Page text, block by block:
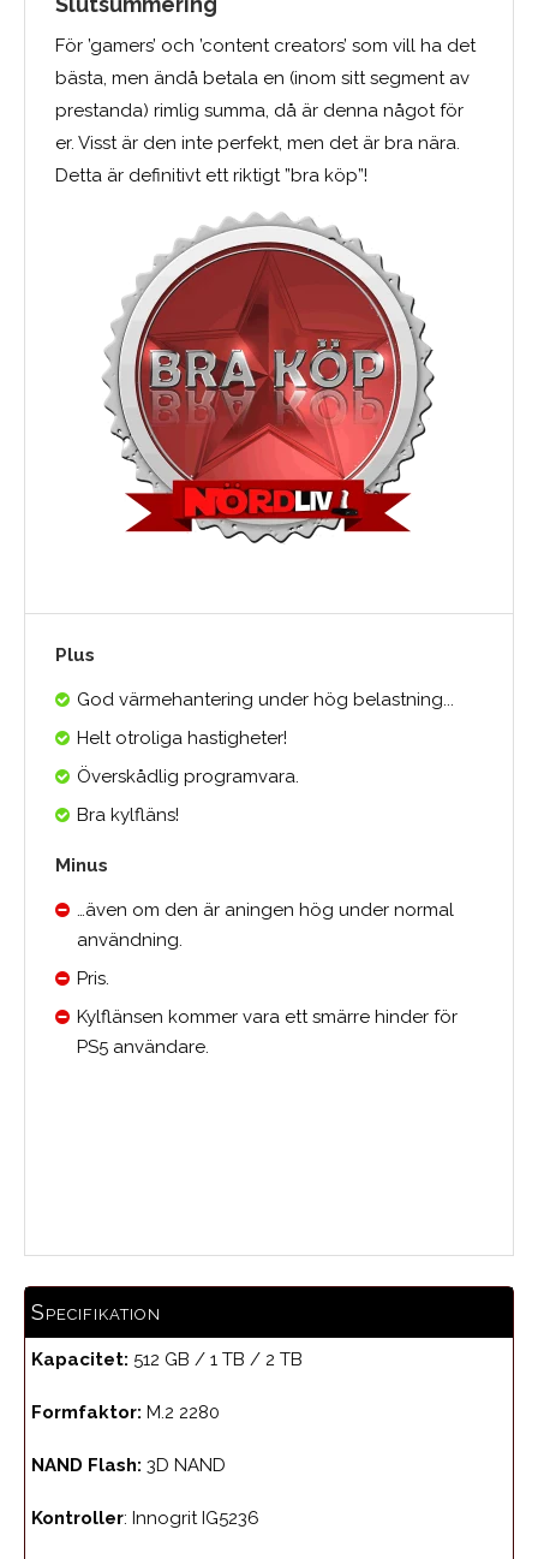
För ’gamers’ och ’content creators’ som vill ha det
bästa, men ändå betala en (inom sitt segment av
prestanda) rimlig summa, då är denna något för
er. Visst är den inte perfekt, men det är bra nära.
Detta är definitivt ett riktigt ”bra köp”!
Plus
God värmehantering under hög belastning...
Helt otroliga hastigheter!
Överskådlig programvara.
Bra kylfläns!
Minus
…även om den är aningen hög under normal
användning.
Pris.
Kylflänsen kommer vara ett smärre hinder för
PS5 användare.
Specifikation
Kapacitet: 512 GB / 1 TB / 2 TB
Formfaktor: M.2 2280
NAND Flash: 3D NAND
Kontroller: Innogrit IG5236